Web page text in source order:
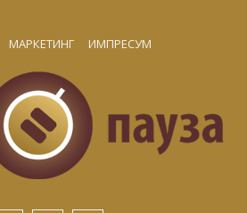
МАРКЕТИНГ ИМПРЕСУМ